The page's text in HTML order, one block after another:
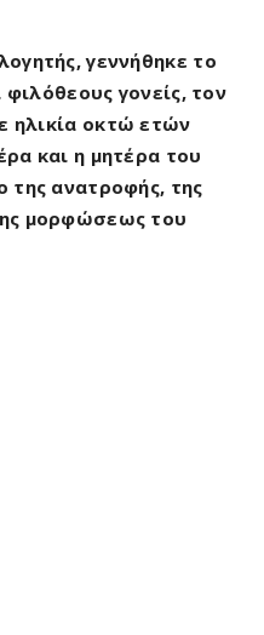
γεννήθηκε το
γονείς, τον
ηλικία οκτώ ετών
και η μητέρα του
της ανατροφής, της
μορφώσεως του